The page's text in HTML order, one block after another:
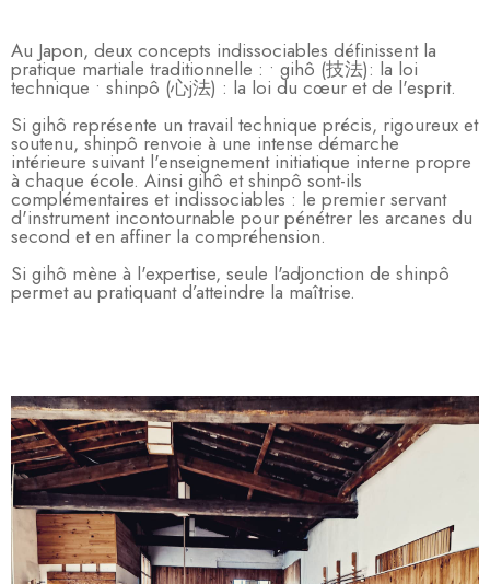
Au Japon, deux concepts indissociables définissent la
pratique martiale traditionnelle : • gihô (技法): la loi
technique • shinpô (心j法) : la loi du cœur et de l'esprit.
Si gihô représente un travail technique précis, rigoureux et
soutenu, shinpô renvoie à une intense démarche
intérieure suivant l'enseignement initiatique interne propre
à chaque école. Ainsi gihô et shinpô sont-ils
complémentaires et indissociables : le premier servant
d'instrument incontournable pour pénétrer les arcanes du
second et en affiner la compréhension.
Si gihô mène à l'expertise, seule l'adjonction de shinpô
permet au pratiquant d’atteindre la maîtrise.